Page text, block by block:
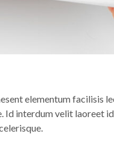
elementum facilisis
Id interdum velit laoreet